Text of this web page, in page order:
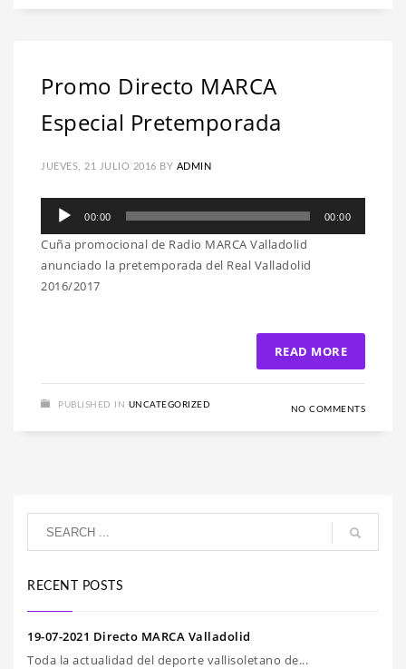
Promo Directo MARCA
Especial Pretemporada
JUEVES, 21 JULIO 2016 BY ADMIN
Reproductor
audio
00:00 00:00
Cuña promocional de Radio MARCA Valladolid
anunciado la pretemporada del Real Valladolid
2016/2017
READ MORE
PUBLISHED IN UNCATEGORIZED NO COMMENTS
RECENT POSTS
19-07-2021 Directo MARCA Valladolid
Toda la actualidad del deporte vallisoletano de...